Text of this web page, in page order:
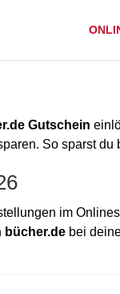
Gutschein
So sparst du
im
bücher.de bei